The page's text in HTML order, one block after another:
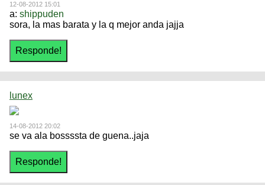
12-08-2012 15:01
a: shippuden
sora, la mas barata y la q mejor anda jajja
lunex
14-08-2012 20:02
se va ala bossssta de guena..jaja